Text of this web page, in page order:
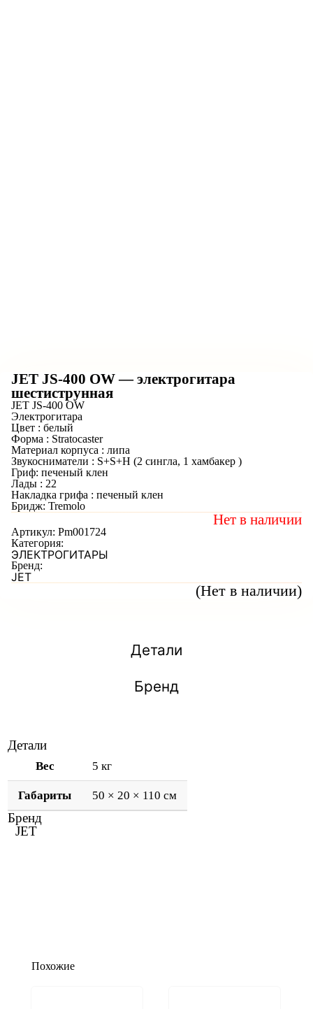
JET JS-400 OW — электрогитара
шестиструнная
(Нет в наличии)
JET JS-400 OW
Электрогитара
Цвет : белый
Форма : Stratocaster
Материал корпуса : липа
Звукосниматели : S+S+H (2 сингла, 1 хамбакер )
Гриф: печеный клен
Лады : 22
Накладка грифа : печеный клен
Бридж: Tremolo
Нет в наличии
Артикул: Pm001724
Категория:
ЭЛЕКТРОГИТАРЫ
Бренд:
JET
Детали
Бренд
Детали
Вес 5 кг
Габариты 50 × 20 × 110 см
Бренд
JET
Похожие